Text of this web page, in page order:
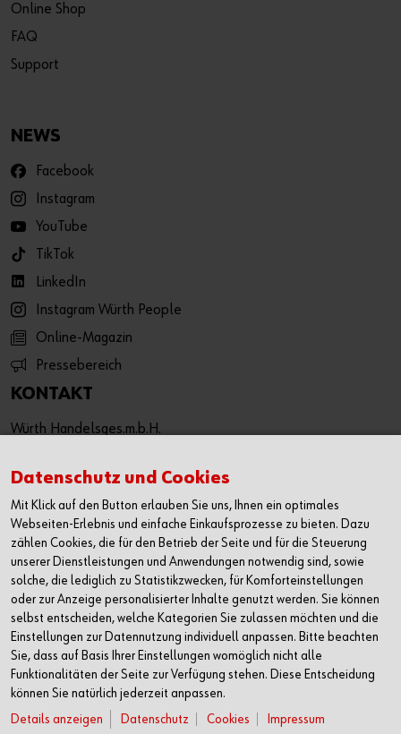
Online Shop
FAQ
Support
NEWS
Facebook
Instagram
YouTube
TikTok
LinkedIn
Instagram Würth People
Online-Magazin
Pressebereich
KONTAKT
Würth Handelsges.m.b.H.
3071 Böheimkirchen
T: +43 50 8242 0
F: +43 50 8242 53333
info@wuerth.at
oder wenden Sie sich an einen Würth Shop in Ihrer Nähe:
Würth Shop finden
Verkauf nur an Unternehmer, Gewerbetreibende, Freiberufler
und öffentliche Institutionen, nicht jedoch an Verbraucher im
Sinne des § 1 Abs. 1 Z 2 KSchG. Alle Preise in € zzgl. MwSt.
Angebot freibleibend. Preisirrtümer und Druckfehler
Datenschutz und Cookies
Mit Klick auf den Button erlauben Sie uns, Ihnen ein optimales
Webseiten-Erlebnis und einfache Einkaufsprozesse zu bieten. Dazu
zählen Cookies, die für den Betrieb der Seite und für die Steuerung
unserer Dienstleistungen und Anwendungen notwendig sind, sowie
solche, die lediglich zu Statistikzwecken, für Komforteinstellungen
oder zur Anzeige personalisierter Inhalte genutzt werden. Sie können
selbst entscheiden, welche Kategorien Sie zulassen möchten und die
Einstellungen zur Datennutzung individuell anpassen. Bitte beachten
Sie, dass auf Basis Ihrer Einstellungen womöglich nicht alle
Funktionalitäten der Seite zur Verfügung stehen. Diese Entscheidung
können Sie natürlich jederzeit anpassen.
Details anzeigen
Datenschutz Cookies Impressum